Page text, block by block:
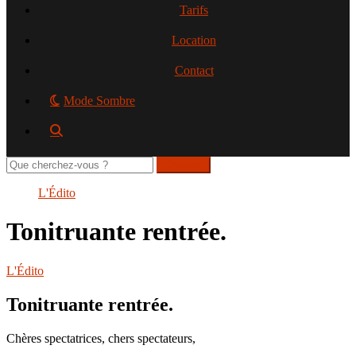
Tarifs
Location
Contact
Mode Sombre
Rechercher
sur
L'Édito
Tonitruante rentrée.
L'Édito
Tonitruante rentrée.
Chères spectatrices, chers spectateurs,